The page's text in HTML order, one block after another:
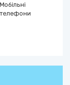
Мобільні
телефони